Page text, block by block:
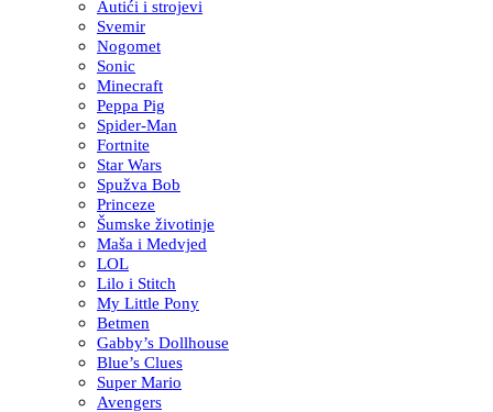
Autići i strojevi
Svemir
Nogomet
Sonic
Minecraft
Peppa Pig
Spider-Man
Fortnite
Star Wars
Spužva Bob
Princeze
Šumske životinje
Maša i Medvjed
LOL
Lilo i Stitch
My Little Pony
Betmen
Gabby’s Dollhouse
Blue’s Clues
Super Mario
Avengers